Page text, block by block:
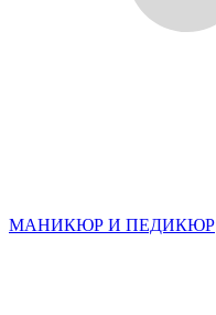
МАНИКЮР И ПЕДИКЮР